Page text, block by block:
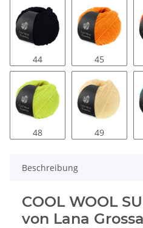
44 45
48 49
Beschreibung
COOL WOOL
von Lana